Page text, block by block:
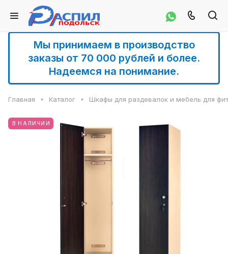
Мы принимаем в производство
заказы от 70 000 рублей и более.
Надеемся на понимание.
Главная Каталог Шкафы для раздевалок и мебель для
В НАЛИЧИИ